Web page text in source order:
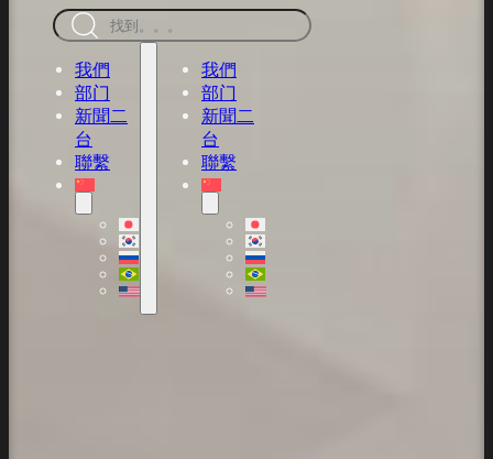
搜
索
我們
部门
新聞二
台
聯繫
我們
部门
新聞二
台
聯繫